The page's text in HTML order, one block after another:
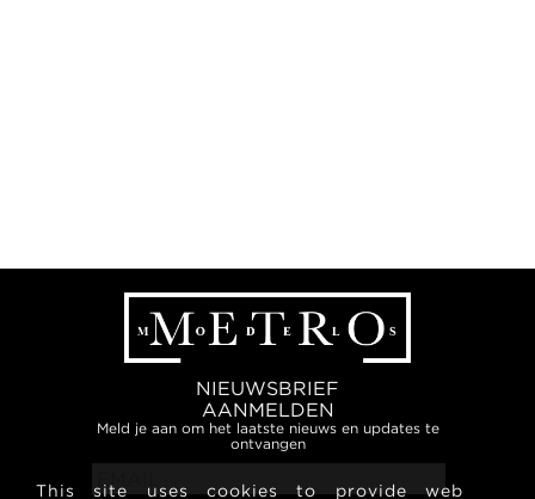
NIEUWSBRIEF
AANMELDEN
Meld je aan om het laatste nieuws en updates te
ontvangen
This site uses cookies to provide web